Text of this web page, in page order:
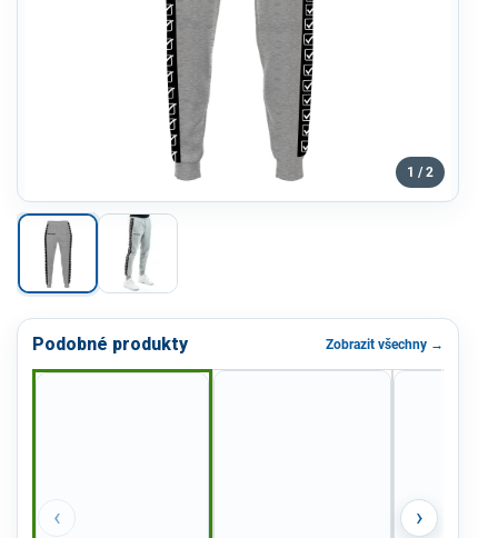
1 / 2
Podobné produkty Zobrazit všechny →
‹ ›